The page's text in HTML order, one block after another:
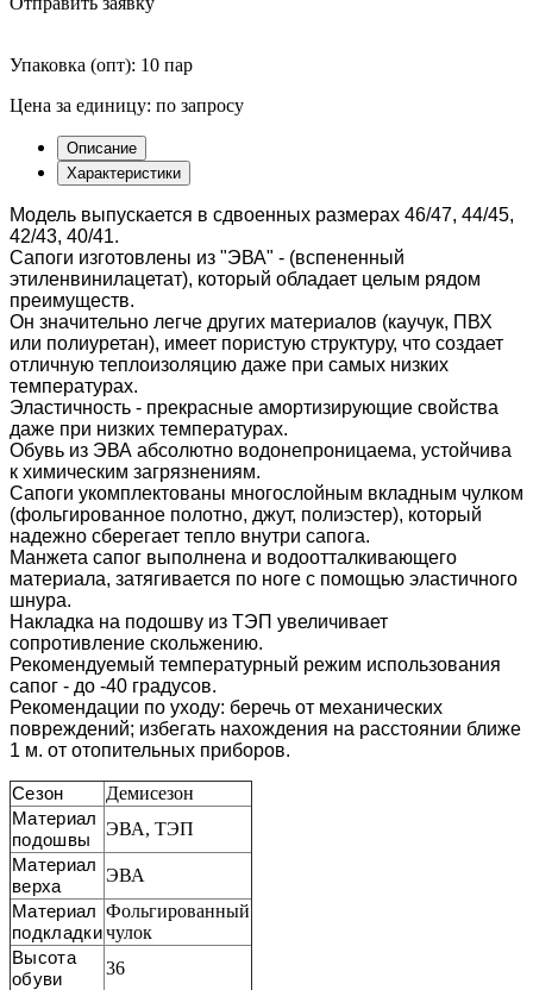
Упаковка (опт): 10 пар
Цена за единицу: по запросу
Описание
Характеристики
Модель выпускается в сдвоенных размерах 46/47, 44/45,
42/43, 40/41.
Сапоги изготовлены из "ЭВА" - (вспененный
этиленвинилацетат), который обладает целым рядом
преимуществ.
Он значительно легче других материалов (каучук, ПВХ
или полиуретан), имеет пористую структуру, что создает
отличную теплоизоляцию даже при самых низких
температурах.
Эластичность - прекрасные амортизирующие свойства
даже при низких температурах.
Обувь из ЭВА абсолютно водонепроницаема, устойчива
к химическим загрязнениям.
Сапоги укомплектованы многослойным вкладным чулком
(фольгированное полотно, джут, полиэстер), который
надежно сберегает тепло внутри сапога.
Манжета сапог выполнена и водоотталкивающего
материала, затягивается по ноге с помощью эластичного
шнура.
Накладка на подошву из ТЭП увеличивает
сопротивление скольжению.
Рекомендуемый температурный режим использования
сапог - до -40 градусов.
Рекомендации по уходу: беречь от механических
повреждений; избегать нахождения на расстоянии ближе
1 м. от отопительных приборов.
Сезон
Демисезон
Материал
подошвы
ЭВА, ТЭП
Материал
верха
ЭВА
Материал
подкладки
Фольгированный
чулок
Высота
обуви
36